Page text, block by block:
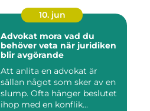
10. jun
Advokat mora vad du
behöver veta när juridiken
blir avgörande
Att anlita en advokat är
sällan något som sker av en
slump. Ofta hänger beslutet
ihop med en konflik...